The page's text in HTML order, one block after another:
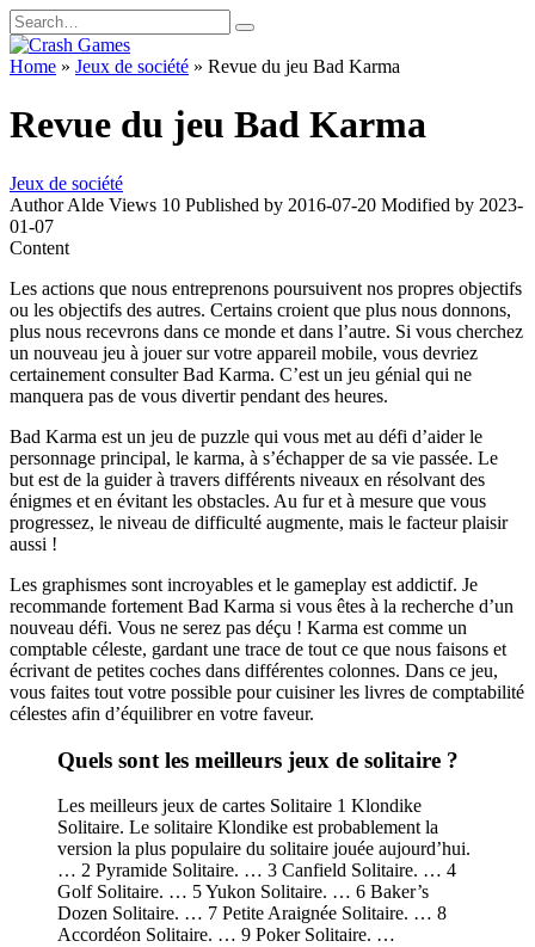
Skip
to
content
Search
for:
Home » Jeux de société » Revue du jeu Bad Karma
Revue du jeu Bad Karma
Jeux de société
Author Alde Views 10 Published by 2016-07-20 Modified by 2023-
01-07
Content
Les actions que nous entreprenons poursuivent nos propres objectifs
ou les objectifs des autres. Certains croient que plus nous donnons,
plus nous recevrons dans ce monde et dans l’autre. Si vous cherchez
un nouveau jeu à jouer sur votre appareil mobile, vous devriez
certainement consulter Bad Karma. C’est un jeu génial qui ne
manquera pas de vous divertir pendant des heures.
Bad Karma est un jeu de puzzle qui vous met au défi d’aider le
personnage principal, le karma, à s’échapper de sa vie passée. Le
but est de la guider à travers différents niveaux en résolvant des
énigmes et en évitant les obstacles. Au fur et à mesure que vous
progressez, le niveau de difficulté augmente, mais le facteur plaisir
aussi !
Les graphismes sont incroyables et le gameplay est addictif. Je
recommande fortement Bad Karma si vous êtes à la recherche d’un
nouveau défi. Vous ne serez pas déçu ! Karma est comme un
comptable céleste, gardant une trace de tout ce que nous faisons et
écrivant de petites coches dans différentes colonnes. Dans ce jeu,
vous faites tout votre possible pour cuisiner les livres de comptabilité
célestes afin d’équilibrer en votre faveur.
Quels sont les meilleurs jeux de solitaire ?
Les meilleurs jeux de cartes Solitaire 1 Klondike
Solitaire. Le solitaire Klondike est probablement la
version la plus populaire du solitaire jouée aujourd’hui.
… 2 Pyramide Solitaire. … 3 Canfield Solitaire. … 4
Golf Solitaire. … 5 Yukon Solitaire. … 6 Baker’s
Dozen Solitaire. … 7 Petite Araignée Solitaire. … 8
Accordéon Solitaire. … 9 Poker Solitaire. …